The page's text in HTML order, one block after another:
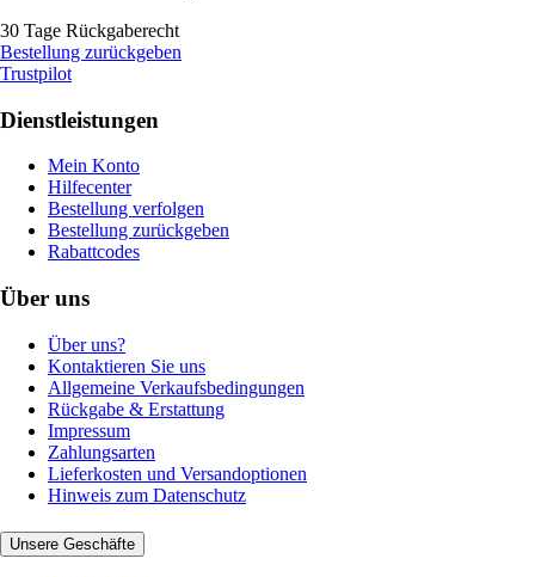
30 Tage Rückgaberecht
Bestellung zurückgeben
Trustpilot
Dienstleistungen
Mein Konto
Hilfecenter
Bestellung verfolgen
Bestellung zurückgeben
Rabattcodes
Über uns
Über uns?
Kontaktieren Sie uns
Allgemeine Verkaufsbedingungen
Rückgabe & Erstattung
Impressum
Zahlungsarten
Lieferkosten und Versandoptionen
Hinweis zum Datenschutz
Unsere Geschäfte